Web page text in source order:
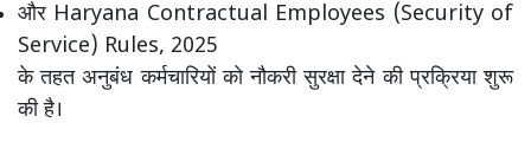
और Haryana Contractual Employees (Security of
Service) Rules, 2025
के तहत अनुबंध कर्मचारियों को नौकरी सुरक्षा देने की प्रक्रिया शुरू
की है।